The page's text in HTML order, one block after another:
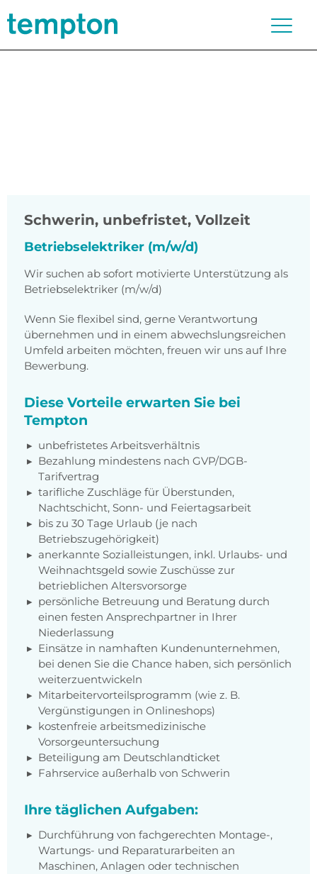
Schwerin, unbefristet, Vollzeit
Betriebselektriker (m/w/d)
Wir suchen ab sofort motivierte Unterstützung als
Betriebselektriker (m/w/d)
Wenn Sie flexibel sind, gerne Verantwortung
übernehmen und in einem abwechslungsreichen
Umfeld arbeiten möchten, freuen wir uns auf Ihre
Bewerbung.
Diese Vorteile erwarten Sie bei
Tempton
unbefristetes Arbeitsverhältnis
Bezahlung mindestens nach GVP/DGB-
Tarifvertrag
tarifliche Zuschläge für Überstunden,
Nachtschicht, Sonn- und Feiertagsarbeit
bis zu 30 Tage Urlaub (je nach
Betriebszugehörigkeit)
anerkannte Sozialleistungen, inkl. Urlaubs- und
Weihnachtsgeld sowie Zuschüsse zur
betrieblichen Altersvorsorge
persönliche Betreuung und Beratung durch
einen festen Ansprechpartner in Ihrer
Niederlassung
Einsätze in namhaften Kundenunternehmen,
bei denen Sie die Chance haben, sich persönlich
weiterzuentwickeln
Mitarbeitervorteilsprogramm (wie z. B.
Vergünstigungen in Onlineshops)
kostenfreie arbeitsmedizinische
Vorsorgeuntersuchung
Beteiligung am Deutschlandticket
Fahrservice außerhalb von Schwerin
Ihre täglichen Aufgaben:
Durchführung von fachgerechten Montage-,
Wartungs- und Reparaturarbeiten an
Maschinen, Anlagen oder technischen